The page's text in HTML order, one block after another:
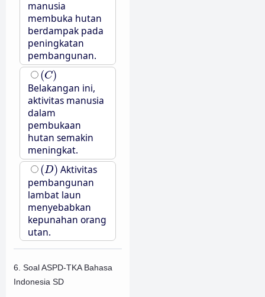
manusia
membuka hutan
berdampak pada
peningkatan
pembangunan.
(C)
(C)
Belakangan ini,
aktivitas manusia
dalam
pembukaan
hutan semakin
meningkat.
(D)
(D) Aktivitas
pembangunan
lambat laun
menyebabkan
kepunahan orang
utan.
6. Soal ASPD-TKA Bahasa
Indonesia SD